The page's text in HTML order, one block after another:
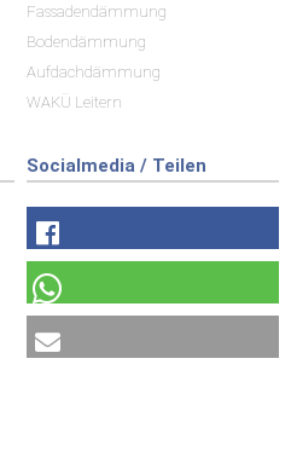
Fassadendämmung
Bodendämmung
Aufdachdämmung
WAKÜ Leitern
Socialmedia / Teilen